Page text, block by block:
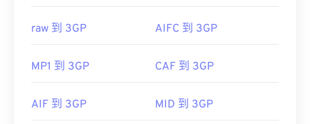
首次发行：1999年
https://en.wikipedia.org/wiki/Adaptive_Multi-
https://download.cnet.com/s/3ga-player/
Windows。
本 (Timed Text)
提供字幕和副标题。它不支持交互式
量，请将文件
为 MP4。
raw 到 3GP AIFC 到 3GP
MP1 到 3GP CAF 到 3GP
AIF 到 3GP MID 到 3GP